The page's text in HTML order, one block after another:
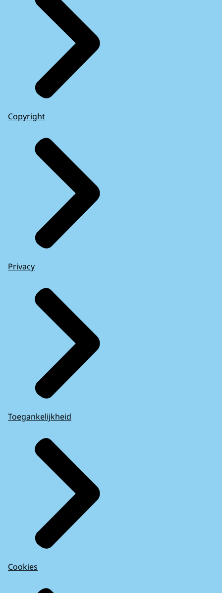
Copyright
Privacy
Toegankelijkheid
Cookies